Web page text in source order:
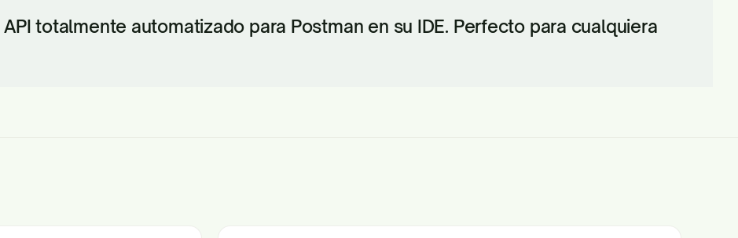
totalmente automatizado para Postman en su IDE. Perfecto para cualquiera